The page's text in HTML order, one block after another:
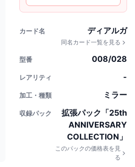
カード名 ディアルガ
同名カード一覧を見る
型番 008/028
レアリティ -
加工・種類 ミラー
収録パック
拡張パック「25th
ANNIVERSARY
COLLECTION」
このパックの価格表を見
る